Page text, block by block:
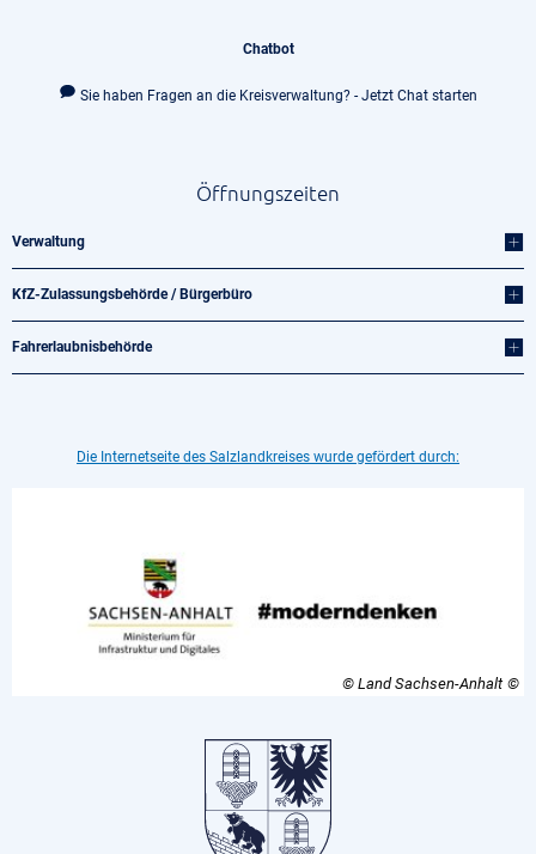
Chatbot
Sie haben Fragen an die Kreisverwaltung? - Jetzt Chat starten
Öffnungszeiten
Verwaltung
KfZ-Zulassungsbehörde / Bürgerbüro
Fahrerlaubnisbehörde
Die Internetseite des Salzlandkreises wurde gefördert durch:
© Land Sachsen-Anhalt